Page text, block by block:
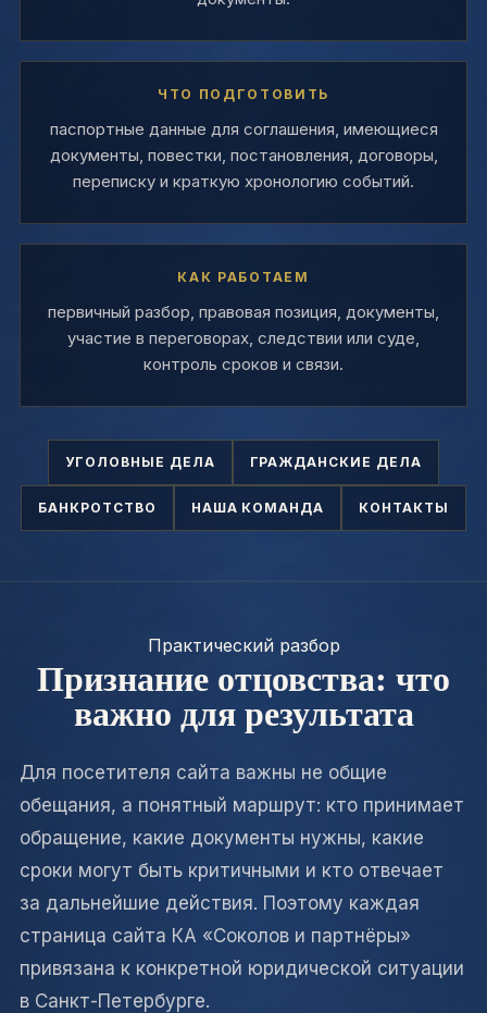
ЧТО ПОДГОТОВИТЬ
паспортные данные для соглашения, имеющиеся
документы, повестки, постановления, договоры,
переписку и краткую хронологию событий.
КАК РАБОТАЕМ
первичный разбор, правовая позиция, документы,
участие в переговорах, следствии или суде,
контроль сроков и связи.
УГОЛОВНЫЕ ДЕЛА ГРАЖДАНСКИЕ ДЕЛА
БАНКРОТСТВО НАША КОМАНДА КОНТАКТЫ
Практический разбор
Признание отцовства: что
важно для результата
Для посетителя сайта важны не общие
обещания, а понятный маршрут: кто принимает
обращение, какие документы нужны, какие
сроки могут быть критичными и кто отвечает
за дальнейшие действия. Поэтому каждая
страница сайта КА «Соколов и партнёры»
привязана к конкретной юридической ситуации
в Санкт-Петербурге.